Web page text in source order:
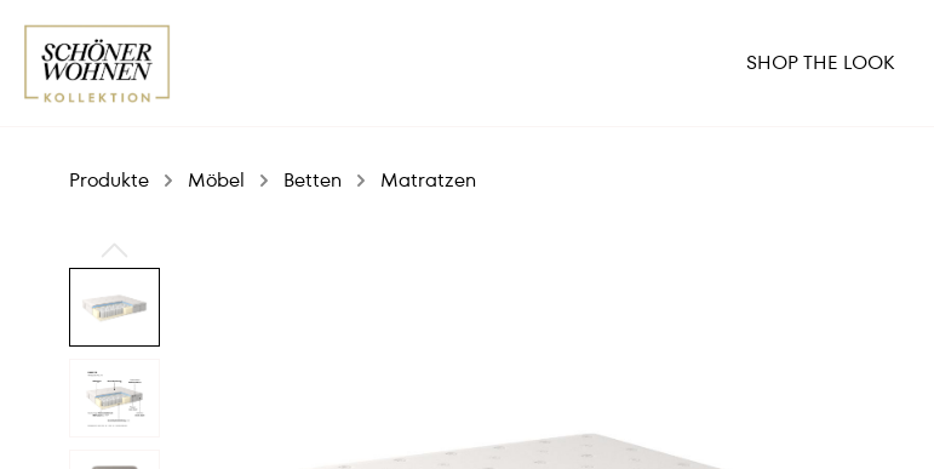
SHOP THE LOOK
Produkte Möbel Betten Matratzen